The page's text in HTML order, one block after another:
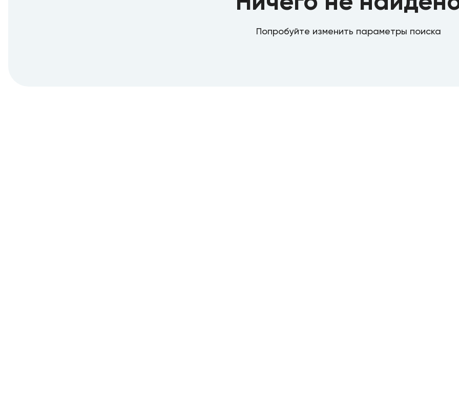
Попробуйте изменить параметры поиска